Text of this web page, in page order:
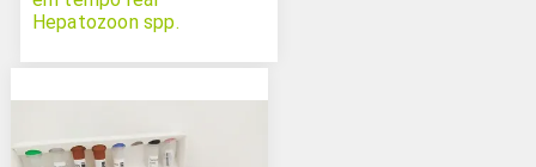
Hepatozoon spp.